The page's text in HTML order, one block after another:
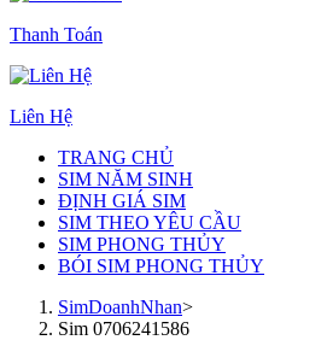
Thanh Toán
Liên Hệ
TRANG CHỦ
SIM NĂM SINH
ĐỊNH GIÁ SIM
SIM THEO YÊU CẦU
SIM PHONG THỦY
BÓI SIM PHONG THỦY
SimDoanhNhan>
Sim 0706241586